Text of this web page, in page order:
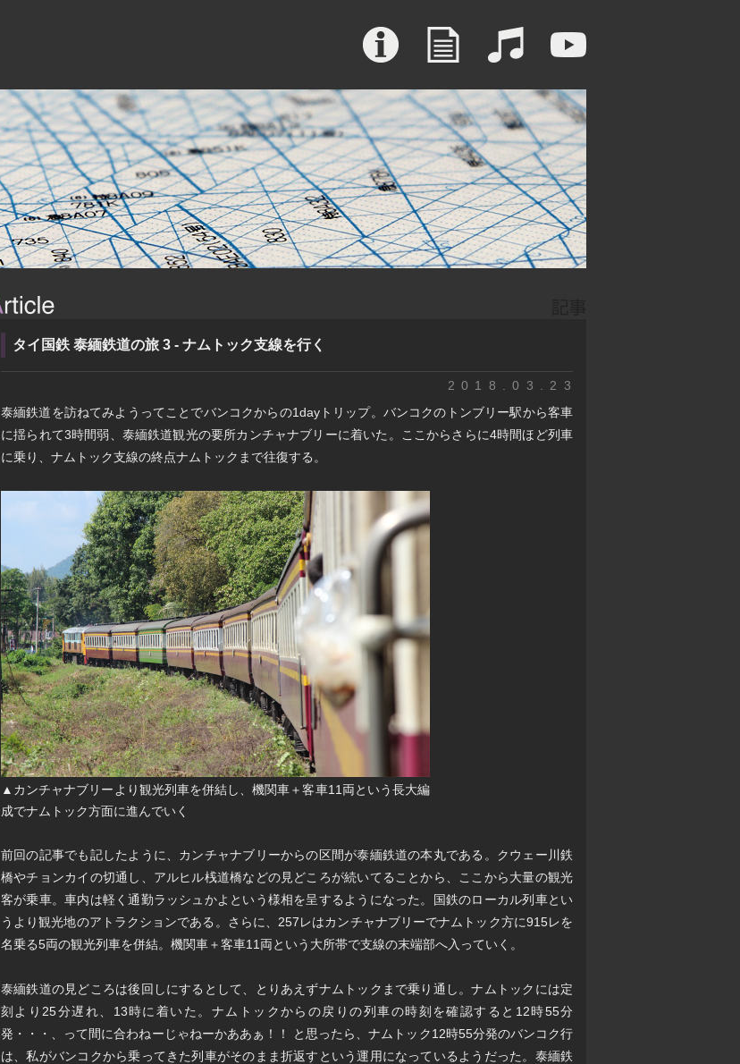
タイ国鉄 泰緬鉄道の旅 3 - ナムトック支線を行く
2018.03.23
泰緬鉄道を訪ねてみようってことでバンコクからの1dayトリップ。バンコクのトンブリー駅から客車
に揺られて3時間弱、泰緬鉄道観光の要所カンチャナブリーに着いた。ここからさらに4時間ほど列車
に乗り、ナムトック支線の終点ナムトックまで往復する。
▲カンチャナブリーより観光列車を併結し、機関車＋客車11両という長大編
成でナムトック方面に進んでいく
前回の記事でも記したように、カンチャナブリーからの区間が泰緬鉄道の本丸である。クウェー川鉄
橋やチョンカイの切通し、アルヒル桟道橋などの見どころが続いてることから、ここから大量の観光
客が乗車。車内は軽く通勤ラッシュかよという様相を呈するようになった。国鉄のローカル列車とい
うより観光地のアトラクションである。さらに、257レはカンチャナブリーでナムトック方に915レを
名乗る5両の観光列車を併結。機関車＋客車11両という大所帯で支線の末端部へ入っていく。
泰緬鉄道の見どころは後回しにするとして、とりあえずナムトックまで乗り通し。ナムトックには定
刻より25分遅れ、13時に着いた。ナムトックからの戻りの列車の時刻を確認すると12時55分
発・・・、って間に合わねーじゃねーかああぁ！！ と思ったら、ナムトック12時55分発のバンコク行
は、私がバンコクから乗ってきた列車がそのまま折返すという運用になっているようだった。泰緬鉄